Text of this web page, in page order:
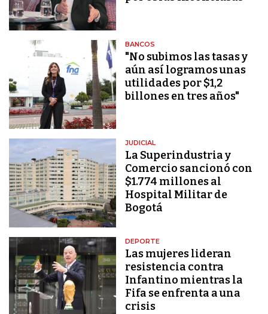
BANCOS
"No subimos las tasas y
aún así logramos unas
utilidades por $1,2
billones en tres años"
JUDICIAL
La Superindustria y
Comercio sancionó con
$1.774 millones al
Hospital Militar de
Bogotá
DEPORTE
Las mujeres lideran
resistencia contra
Infantino mientras la
Fifa se enfrenta a una
crisis